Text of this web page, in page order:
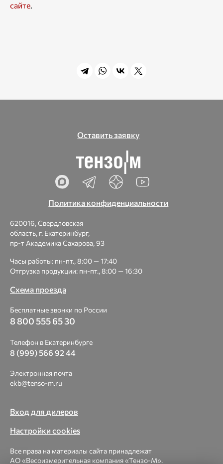
сайте.
Оставить заявку
Политика конфиденциальности
620016, Свердловская
область, г. Екатеринбург,
пр-т Академика Сахарова, 93
Часы работы: пн-пт., 8:00 — 17:40
Отгрузка продукции: пн-пт., 8:00 — 16:30
Схема проезда
Бесплатные звонки по России
8 800 555 65 30
Телефон в Екатеринбурге
8 (999) 566 92 44
Электронная почта
ekb@tenso-m.ru
Вход для дилеров
Настройки cookies
Все права на материалы сайта принадлежат
АО «Весоизмерительная компания «Тензо-М».